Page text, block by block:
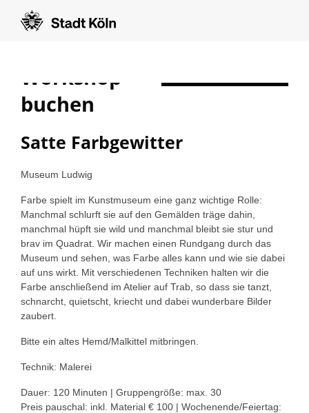
Workshop
buchen
Satte Farbgewitter
Museum Ludwig
Farbe spielt im Kunstmuseum eine ganz wichtige Rolle:
Manchmal schlurft sie auf den Gemälden träge dahin,
manchmal hüpft sie wild und manchmal bleibt sie stur und
brav im Quadrat. Wir machen einen Rundgang durch das
Museum und sehen, was Farbe alles kann und wie sie dabei
auf uns wirkt. Mit verschiedenen Techniken halten wir die
Farbe anschließend im Atelier auf Trab, so dass sie tanzt,
schnarcht, quietscht, kriecht und dabei wunderbare Bilder
zaubert.
Bitte ein altes Hemd/Malkittel mitbringen.
Technik: Malerei
Dauer: 120 Minuten | Gruppengröße: max. 30
Preis pauschal: inkl. Material € 100 | Wochenende/Feiertag: